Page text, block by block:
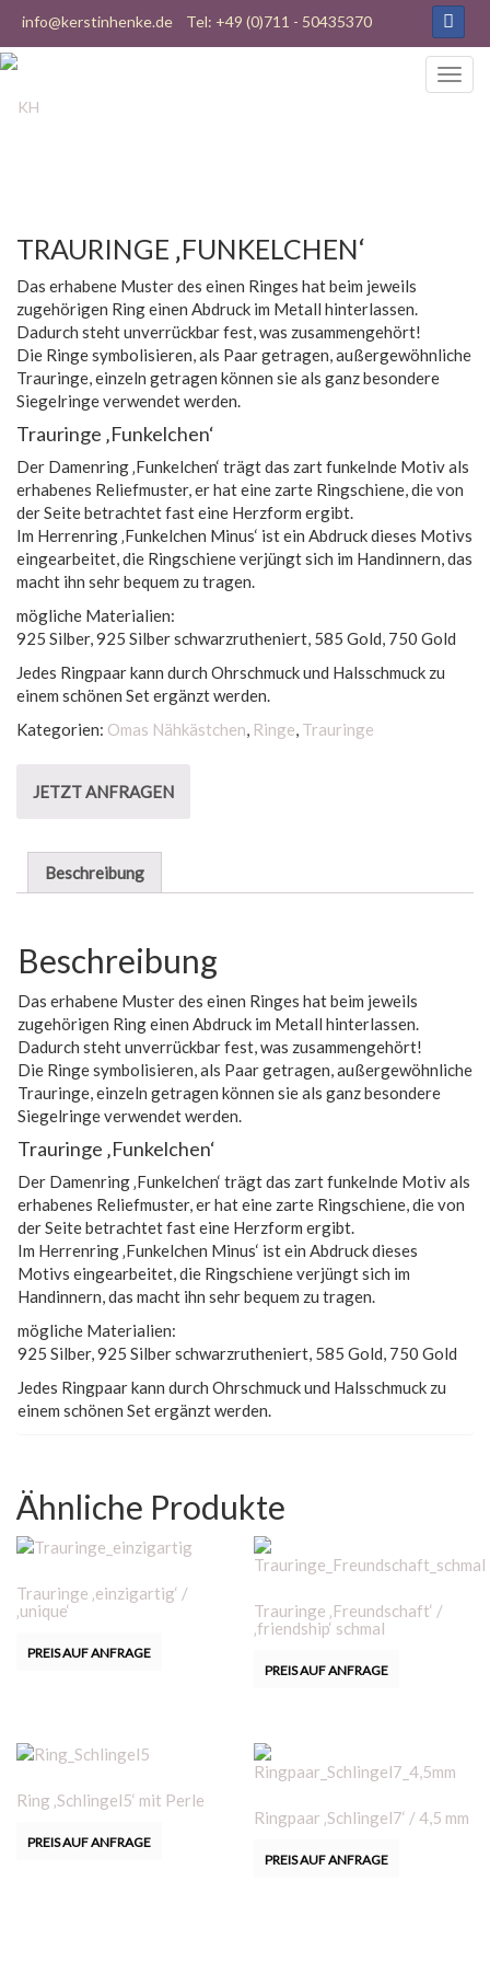
info@kerstinhenke.de Tel: +49 (0)711 - 50435370
TRAURINGE ‚FUNKELCHEN‘
Das erhabene Muster des einen Ringes hat beim jeweils
zugehörigen Ring einen Abdruck im Metall hinterlassen.
Dadurch steht unverrückbar fest, was zusammengehört!
Die Ringe symbolisieren, als Paar getragen, außergewöhnliche
Trauringe, einzeln getragen können sie als ganz besondere
Siegelringe verwendet werden.
Trauringe ‚Funkelchen‘
Der Damenring ‚Funkelchen‘ trägt das zart funkelnde Motiv als
erhabenes Reliefmuster, er hat eine zarte Ringschiene, die von
der Seite betrachtet fast eine Herzform ergibt.
Im Herrenring ‚Funkelchen Minus‘ ist ein Abdruck dieses Motivs
eingearbeitet, die Ringschiene verjüngt sich im Handinnern, das
macht ihn sehr bequem zu tragen.
mögliche Materialien:
925 Silber, 925 Silber schwarzrutheniert, 585 Gold, 750 Gold
Jedes Ringpaar kann durch Ohrschmuck und Halsschmuck zu
einem schönen Set ergänzt werden.
Kategorien: Omas Nähkästchen, Ringe, Trauringe
JETZT ANFRAGEN
Beschreibung
Beschreibung
Das erhabene Muster des einen Ringes hat beim jeweils
zugehörigen Ring einen Abdruck im Metall hinterlassen.
Dadurch steht unverrückbar fest, was zusammengehört!
Die Ringe symbolisieren, als Paar getragen, außergewöhnliche
Trauringe, einzeln getragen können sie als ganz besondere
Siegelringe verwendet werden.
Trauringe ‚Funkelchen‘
Der Damenring ‚Funkelchen‘ trägt das zart funkelnde Motiv als
erhabenes Reliefmuster, er hat eine zarte Ringschiene, die von
der Seite betrachtet fast eine Herzform ergibt.
Im Herrenring ‚Funkelchen Minus‘ ist ein Abdruck dieses
Motivs eingearbeitet, die Ringschiene verjüngt sich im
Handinnern, das macht ihn sehr bequem zu tragen.
mögliche Materialien:
925 Silber, 925 Silber schwarzrutheniert, 585 Gold, 750 Gold
Jedes Ringpaar kann durch Ohrschmuck und Halsschmuck zu
einem schönen Set ergänzt werden.
Ähnliche Produkte
Trauringe ‚einzigartig‘ /
‚unique‘
PREIS AUF ANFRAGE
Trauringe ‚Freundschaft‘ /
‚friendship‘ schmal
PREIS AUF ANFRAGE
Ring ‚Schlingel5‘ mit Perle
PREIS AUF ANFRAGE
Ringpaar ‚Schlingel7‘ / 4,5 mm
PREIS AUF ANFRAGE